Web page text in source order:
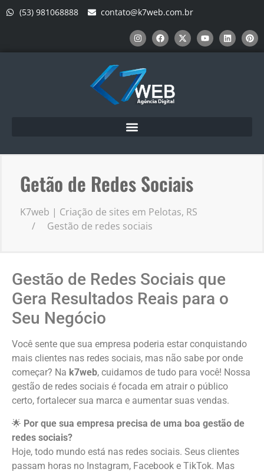
(53) 981068888 contato@k7web.com.br
Getão de Redes Sociais
K7web | Criação de sites em Pelotas, RS
Gestão de redes sociais
Gestão de Redes Sociais que
Gera Resultados Reais para o
Seu Negócio
Você sente que sua empresa poderia estar conquistando
mais clientes nas redes sociais, mas não sabe por onde
começar? Na k7web, cuidamos de tudo para você! Nossa
gestão de redes sociais é focada em atrair o público
certo, fortalecer sua marca e aumentar suas vendas.
🌟 Por que sua empresa precisa de uma boa gestão de
redes sociais?
Hoje, todo mundo está nas redes sociais. Seus clientes
passam horas no Instagram, Facebook e TikTok. Mas